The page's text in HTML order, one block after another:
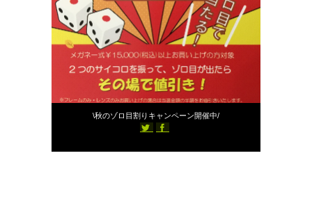
\秋のゾロ目割りキャンペーン開催中/
2023年9月10日